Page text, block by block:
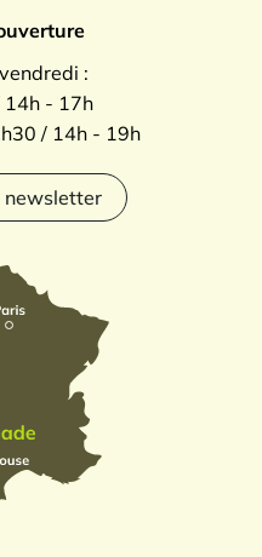
:
- 17h
/ 14h - 19h
newsletter